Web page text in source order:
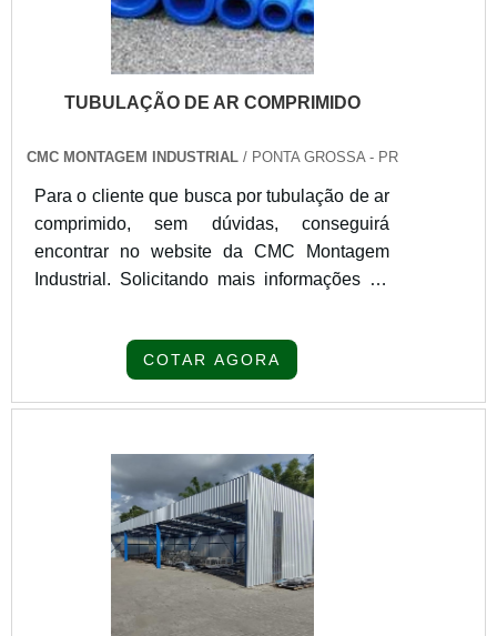
TUBULAÇÃO DE AR COMPRIMIDO
CMC MONTAGEM INDUSTRIAL / PONTA GROSSA - PR
Para o cliente que busca por tubulação de ar
comprimido, sem dúvidas, conseguirá
encontrar no website da CMC Montagem
Industrial. Solicitando mais informações na
benefício.Quando o tema é tubulação de ar
manutenção em estruturas metálicas,
embalagens metál...
COTAR AGORA